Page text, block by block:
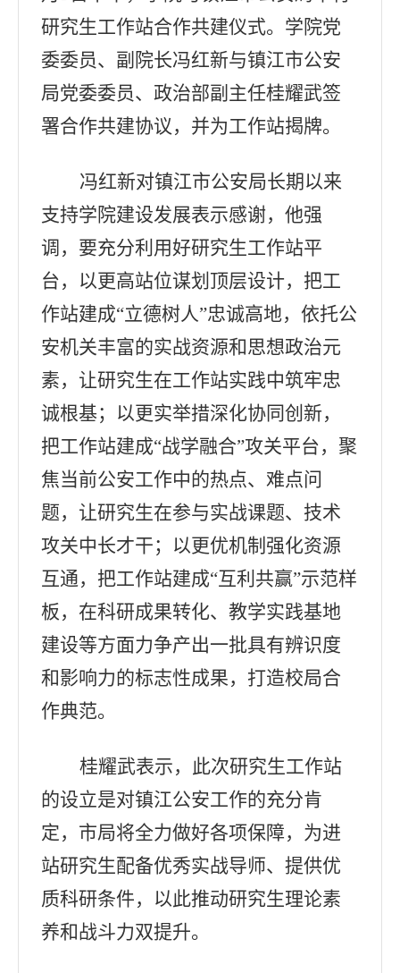
研究生工作站合作共建仪式。 学院党
委委员、副院长冯红新与镇江市公安
局党委委员、政治部副主任桂耀武签
署合作共建协议，并为工作站揭牌。
冯红新对镇江市公安局长期以来
支持学院建设发展表示感谢，他强
调，要充分利用好研究生工作站平
台，以更高站位谋划顶层设计，把工
作站建成“立德树人”忠诚高地， 依托公
安机关丰富的实战资源和思想政治元
素，让研究生在工作站实践中筑牢忠
诚根基； 以更实举措深化协同创新，
把工作站建成“战学融合”攻关平台， 聚
焦当前公安工作中的热点、难点问
题，让研究生在参与实战课题、技术
攻关中长才干； 以更优机制强化资源
互通，把工作站建成“互利共赢”示范样
板， 在科研成果转化、教学实践基地
建设等方面力争产出一批具有辨识度
和影响力的标志性成果，打造校局合
作典范。
桂耀武表示，此次研究生工作站
的设立是对镇江公安工作的充分肯
定，市局将全力做好各项保障，为进
站研究生配备优秀实战导师、提供优
质科研条件，以此推动研究生理论素
养和战斗力双提升。